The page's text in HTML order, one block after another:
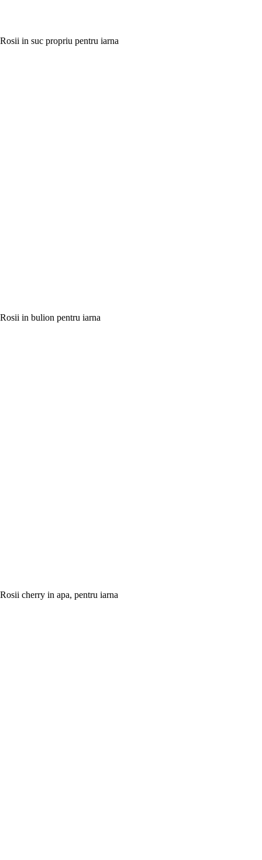
Rosii in suc propriu pentru iarna
Rosii in bulion pentru iarna
Rosii cherry in apa, pentru iarna